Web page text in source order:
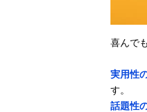
喜んで
実用性
す。
話題性